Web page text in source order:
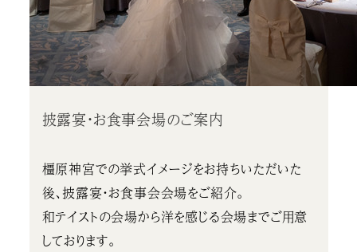
披露宴・お食事会場のご案内
橿原神宮での挙式イメージをお持ちいただいた
後、披露宴・お食事会会場をご紹介。
和テイストの会場から洋を感じる会場までご用意
しております。